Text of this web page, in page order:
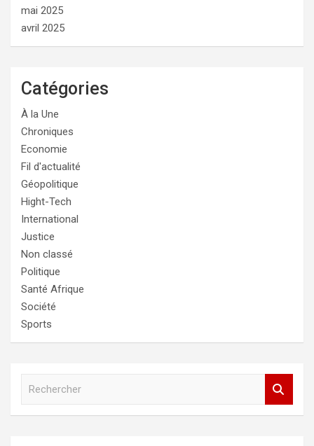
mai 2025
avril 2025
Catégories
À la Une
Chroniques
Economie
Fil d'actualité
Géopolitique
Hight-Tech
International
Justice
Non classé
Politique
Santé Afrique
Société
Sports